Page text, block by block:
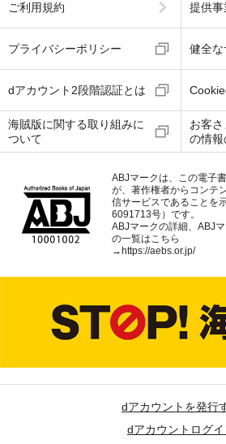
ご利用規約 提供
プライバシーポリシー 健全な
dアカウント2段階認証とは
海賊版に関する取り組みに
ついて
お客
の情報
ABJマークは、この電子
が、著作権者からコンテ
信サービスであることを
6091713号）です。
ABJマークの詳細、ABJ
の一覧はこちら
→ https://aebs.or.jp/
dアカウントを発行
dアカウントログイ